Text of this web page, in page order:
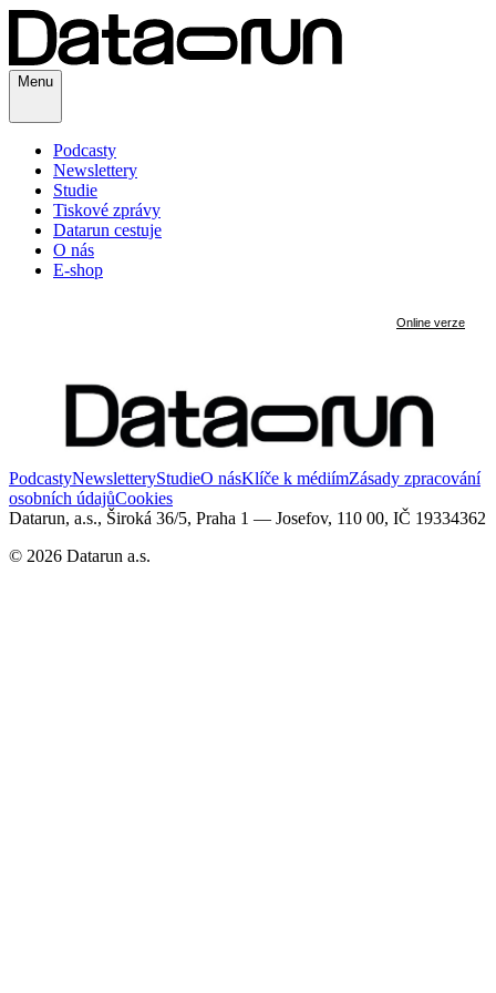
Menu
Podcasty
Newslettery
Studie
Tiskové zprávy
Datarun cestuje
O nás
E-shop
PodcastyNewsletteryStudieO násKlíče k médiímZásady zpracování
osobních údajůCookies
Datarun, a.s., Široká 36/5, Praha 1 — Josefov, 110 00, IČ 19334362
© 2026 Datarun a.s.